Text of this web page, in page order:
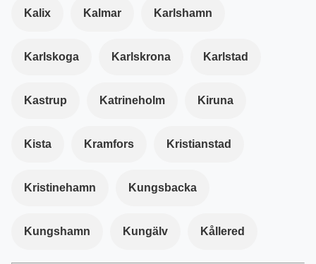
Kalix Kalmar Karlshamn
Karlskoga Karlskrona Karlstad
Kastrup Katrineholm Kiruna
Kista Kramfors Kristianstad
Kristinehamn Kungsbacka
Kungshamn Kungälv Kållered